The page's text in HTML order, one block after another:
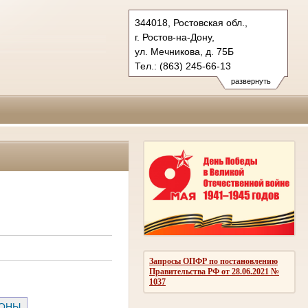
развернуть
344018, Ростовская обл.,
г. Ростов-на-Дону,
ул. Мечникова, д. 75Б
Тел.: (863) 245-66-13
245-65-00, 245-66-00
yovs.ros@sudrf.ru
Запросы ОПФР по постановлению
Правительства РФ от 28.06.2021 №
1037